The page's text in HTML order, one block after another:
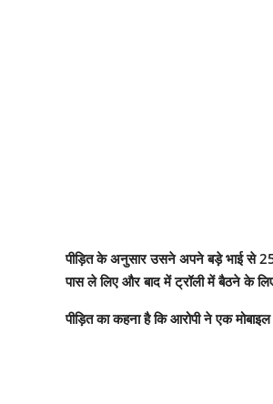
पीड़ित के अनुसार उसने अपने बड़े भाई से
पास ले लिए और बाद में ट्रॉली में बैठने के
पीड़ित का कहना है कि आरोपी ने एक